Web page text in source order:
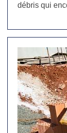
débris qui